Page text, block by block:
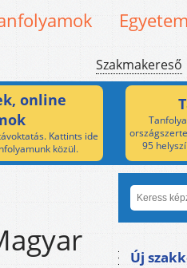
Egyetem
Szakmakereső
online
Kattints ide
közül.
95
Új